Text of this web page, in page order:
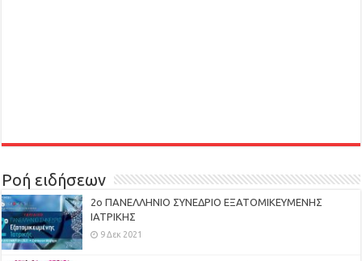
Ροή ειδήσεων
2ο ΠΑΝΕΛΛΗΝΙΟ ΣΥΝΕΔΡΙΟ ΕΞΑΤΟΜΙΚΕΥΜΕΝΗΣ
ΙΑΤΡΙΚΗΣ
9 Δεκ 2021